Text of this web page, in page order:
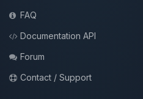
FAQ
Documentation API
Forum
Contact / Support